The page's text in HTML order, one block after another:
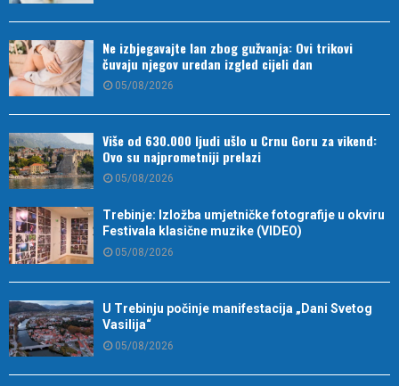
Ne izbjegavajte lan zbog gužvanja: Ovi trikovi
čuvaju njegov uredan izgled cijeli dan
05/08/2026
Više od 630.000 ljudi ušlo u Crnu Goru za vikend:
Ovo su najprometniji prelazi
05/08/2026
Trebinje: Izložba umjetničke fotografije u okviru
Festivala klasične muzike (VIDEO)
05/08/2026
U Trebinju počinje manifestacija „Dani Svetog
Vasilija“
05/08/2026